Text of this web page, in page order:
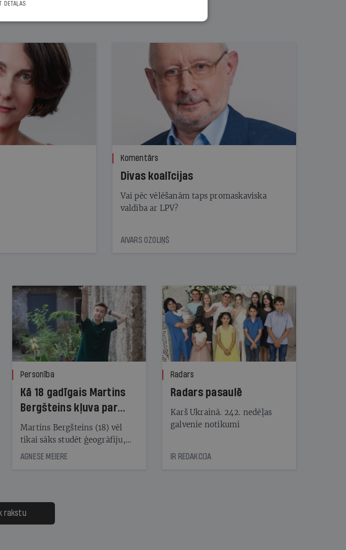
Komentārs
Divas koalīcijas
Vai pēc vēlēšanām taps promaskaviska
valdība ar LPV?
AIVARS OZOLIŅŠ
Personība
Kā 18 gadīgais Martins
Bergšteins kļuva par
laika ziņu seju?
Martins Bergšteins (18) vēl
tikai sāks studēt ģeogrāfiju,
bet viņa sacītajam jau uzticas
uzcītīga darba, mammas
atbalsts un drosme turpināt
meteovērojumus arī tad, kad
AGNESE MEIERE
Radars
Radars pasaulē
Karš Ukrainā. 242. nedēļas
galvenie notikumi
IR REDAKCIJA
rakstu
DETAĻAS